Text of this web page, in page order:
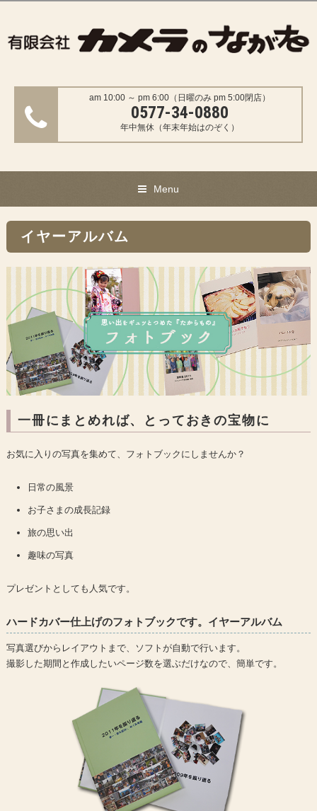
am 10:00 ～ pm 6:00（日曜のみ pm 5:00閉店）
0577-34-0880
年中無休（年末年始はのぞく）
Menu
イヤーアルバム
一冊にまとめれば、とっておきの宝物に
お気に入りの写真を集めて、フォトブックにしませんか？
日常の風景
お子さまの成長記録
旅の思い出
趣味の写真
プレゼントとしても人気です。
ハードカバー仕上げのフォトブックです。イヤーアルバム
写真選びからレイアウトまで、ソフトが自動で行います。
撮影した期間と作成したいページ数を選ぶだけなので、簡単です。